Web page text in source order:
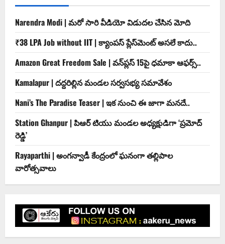
Narendra Modi | మ‌రో సారి వీడియో విడుద‌ల చేసిన మోది
₹38 LPA Job without IIT | క్యాంపస్ ప్లేస్‌మెంట్ అసలే కాదు..
Amazon Great Freedom Sale | వన్‌ప్లస్ 15పై ధమాకా ఆఫర్స్..
Kamalapur | దద్దరిల్లిన మండల సర్వసభ్య సమావేశం
Nani’s The Paradise Teaser | ఇక నుంచి ఈ జాగా మనదే..
Station Ghanpur | పిఆర్ టియు మండల అధ్యక్షుడిగా ‘ప్రమోద్
రెడ్డి’
Rayaparthi | అంగన్వాడీ కేంద్రంలో ఘనంగా తల్లిపాల
వారోత్సవాలు